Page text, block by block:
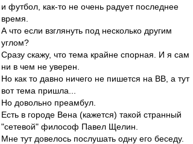
и футбол, как-то не очень радует последнее
время.
А что если взглянуть под несколько другим
углом?
Сразу скажу, что тема крайне спорная. И я сам
ни в чем не уверен.
Но как то давно ничего не пишется на ВВ, а тут
вот тема пришла...
Но довольно преамбул.
Есть в городе Вена (кажется) такой странный
"сетевой" философ Павел Щелин.
Мне тут довелось послушать одну его беседу.